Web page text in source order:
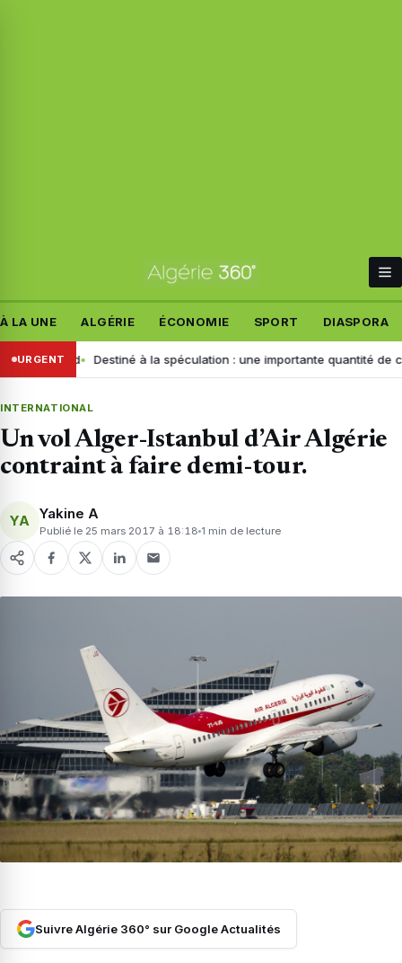
À LA UNE ALGÉRIE ÉCONOMIE SPORT DIASPORA
URGENTDestiné à la spéculation : une importante quantité de ce
INTERNATIONAL
Un vol Alger-Istanbul d’Air Algérie
contraint à faire demi-tour.
YA Yakine A
Publié le 25 mars 2017 à 18:18 1 min de lecture
Suivre Algérie 360° sur Google Actualités